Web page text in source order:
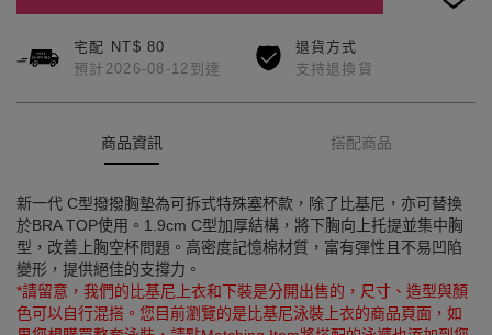
宅配 NT$ 80
預計2026-08-12到達
退貨方式
支持退換貨
商品資訊 搭配商品
新一代 C型撥撥胸墊為可拆式特殊塞杯款，除了比基尼，亦可替換
於BRA TOP使用。1.9cm C型加厚結構，將下胸向上托提並集中胸
型，改善上胸空杯問題。高密度記憶棉材質，富有彈性且不易凹陷
變形，提供絕佳的支撐力。
*請留意，我們的比基尼上衣和下裝是分開出售的，尺寸、造型與顏
色可以自行混搭。您目前瀏覽的是比基尼泳裝上衣的商品頁面，如